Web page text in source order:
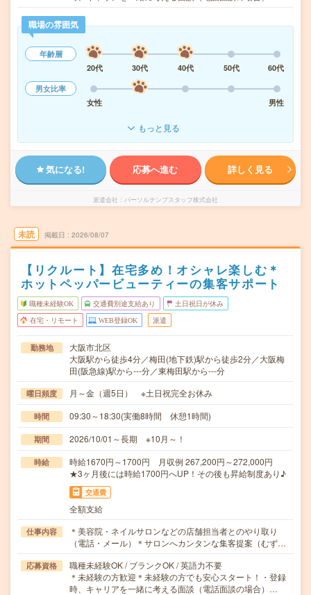
職場の雰囲気
年齢層
20代
30代 40代 50代
60代
男女比率
女性
男性
もっと見る
気になる! 応募へ進む 詳しく見る
派遣会社 パーソルテンプスタッフ株式会社
未読 掲載日 2026/08/07
【リクルート】在宅多め！オシャレ楽しむ＊
ホットペッパービューティーの集客サポート
職種未経験OK 交通費別途支給あり 土日祝日が休み
在宅・リモート WEB登録OK 派遣
勤務地
大阪市北区
大阪駅から徒歩4分／梅田(地下鉄)駅から徒歩2分／大阪梅
田(阪急線)駅から---分／東梅田駅から---分
曜日頻度 月～金（週5日） ※土日祝完全お休み
時間 09:30～18:30(実働8時間 休憩1時間)
期間 2026/10/01～長期 ※10月～！
時給
時給1670円～1700円 月収例 267,200円～272,000円
★3ヶ月後には時給1700円へUP！その後も昇給制度あり♪
交通費
全額支給
仕事内容
＊美容院・ネイルサロンなどの店舗担当者とのやり取り
（電話・メール）＊サロンへカンタンな集客提案（むず…
応募資格
職種未経験OK / ブランクOK / 英語力不要
＊未経験の方歓迎＊未経験の方でも安心スタート！・登録
時、キャリアを一緒に考える面談（電話面談の場合）…